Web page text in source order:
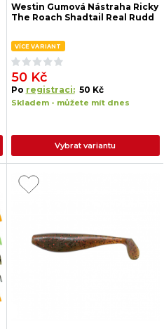
Westin Gumová Nástraha Ricky
The Roach Shadtail Real Rudd
VÍCE VARIANT
50 Kč
Po registraci: 50 Kč
Skladem - můžete mít dnes
Vybrat variantu